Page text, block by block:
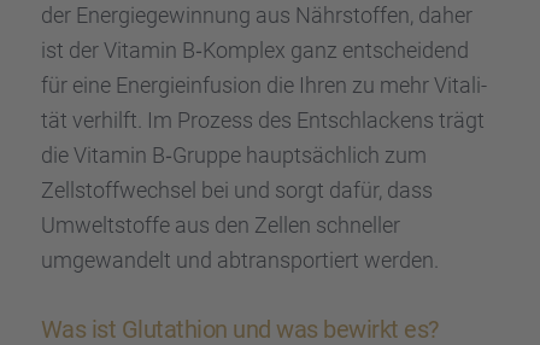
der Energie­ge­win­nung aus Nährstof­fen, daher
ist der Vitamin B‑Komplex ganz entschei­dend
für eine Energie­in­fu­sion die Ihren zu mehr Vitali­
tät verhilft. Im Prozess des Entschla­ckens trägt
die Vitamin B‑Gruppe haupt­säch­lich zum
Zellstoff­wech­sel bei und sorgt dafür, dass
Umwelt­stoffe aus den Zellen schnel­ler
umgewan­delt und abtrans­por­tiert werden.
Was ist Glutat­hion und was bewirkt es?